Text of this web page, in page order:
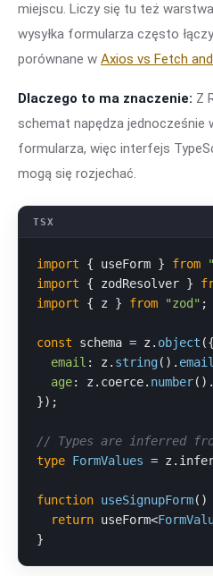
miejscu. Liczy się tu też
wysyłka formularza często
porównane w Axios vs Fetch
Dlaczego to ma znaczenie: Z
schemat napędza jednocześnie
formularza, więc interfejs
mogą się rozjechać.
import { useForm } from
import { zodResolver }
import { z } from "zod" ;
const schema = z. object ({
email : z. string(). email
age: z. coerce. number().
});
// Types are inferred
type FormValues = z.
function useSignupForm( )
return useForm<
}